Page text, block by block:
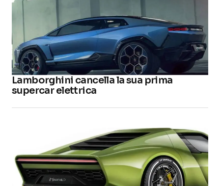
Lamborghini cancella la sua prima
supercar elettrica